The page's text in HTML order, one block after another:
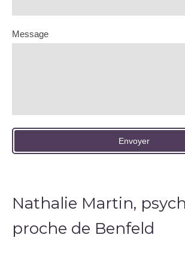
Message
Envoyer
Nathalie Martin,
proche de Benfeld